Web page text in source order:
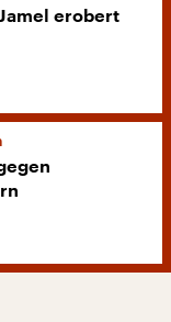
erobert